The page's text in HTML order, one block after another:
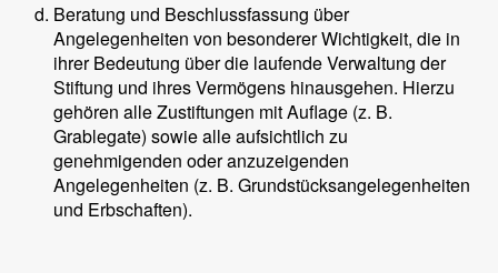
Beratung und Beschlussfassung über
Angelegenheiten von besonderer Wichtigkeit, die in
ihrer Bedeutung über die laufende Verwaltung der
Stiftung und ihres Vermögens hinausgehen. Hierzu
gehören alle Zustiftungen mit Auflage (z. B.
Grablegate) sowie alle aufsichtlich zu
genehmigenden oder anzuzeigenden
Angelegenheiten (z. B. Grundstücksangelegenheiten
und Erbschaften).